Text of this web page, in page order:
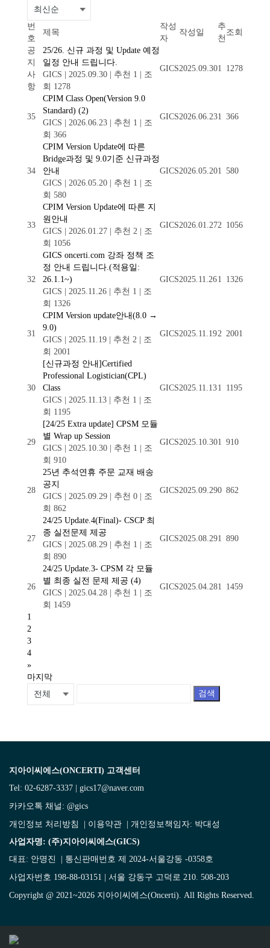
번
호
제목
작성
자
작성일
추
천
조회
공
지
사
항
25/26. 신규 과정 및 Update 예정
일정 안내 드립니다.
GICS
2025.09.30 추천 1
조
회 1278
GICS2025.09.301 1278
35
CPIM Class Open(Version 9.0
Standard) (2)
GICS
2026.06.23 추천 1
조
회 366
GICS2026.06.231 366
34
CPIM Version Update에 따른
Bridge과정 및 9.0기준 신규과정
안내
GICS
2026.05.20 추천 1
조
회 580
GICS2026.05.201 580
33
CPIM Version Update에 따른 지
원안내
GICS
2026.01.27 추천 2
조
회 1056
GICS2026.01.272 1056
32
GICS oncerti.com 강좌 정책 조
정 안내 드립니다.(적용일:
26.1.1~)
GICS
2025.11.26 추천 1
조
회 1326
GICS2025.11.261 1326
31
CPIM Version update안내(8.0 →
9.0)
GICS
2025.11.19 추천 2
조
회 2001
GICS2025.11.192 2001
30
[신규과정 안내]Certified
Professional Logistician(CPL)
Class
GICS
2025.11.13 추천 1
조
회 1195
GICS2025.11.131 1195
29
[24/25 Extra update] CPSM 모듈
별 Wrap up Session
GICS
2025.10.30 추천 1
조
회 910
GICS2025.10.301 910
28
25년 추석연휴 주문 교재 배송
공지
GICS
2025.09.29 추천 0
조
회 862
GICS2025.09.290 862
27
24/25 Update.4(Final)- CSCP 최
종 실전문제 제공
GICS
2025.08.29 추천 1
조
회 890
GICS2025.08.291 890
26
24/25 Update.3- CPSM 각 모듈
별 최종 실전 문제 제공 (4)
GICS
2025.04.28 추천 1
조
회 1459
GICS2025.04.281 1459
1
2
3
4
»
마지막
검색
지아이씨에스(ONCERTI) 고객센터
Tel: 02-6287-3337 | gics17@naver.com
카카오톡 채널: @gics
개인정보 처리방침
이용약관 | 개인정보책임자: 박대성
사업자명: (주)지아이씨에스(GICS)
대표: 안명진 | 통신판매번호 제 2024-서울강동 -0358호
사업자번호 198-88-03151 | 서울 강동구 고덕로 210. 508-203
Copyright @ 2021~2026 지아이씨에스(Oncerti). All Rights Reserved.